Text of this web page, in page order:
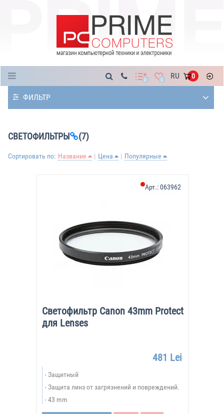
0 0 RU 0
ФИЛЬТР
СВЕТОФИЛЬТРЫ (7)
Сортировать по: Название Цена Популярные
Светофильтр Canon 43mm Protect
для Lenses
Арт.:063962
481 Lei
Защитный
Защита линз от загрязнений и повреждений.
43 mm